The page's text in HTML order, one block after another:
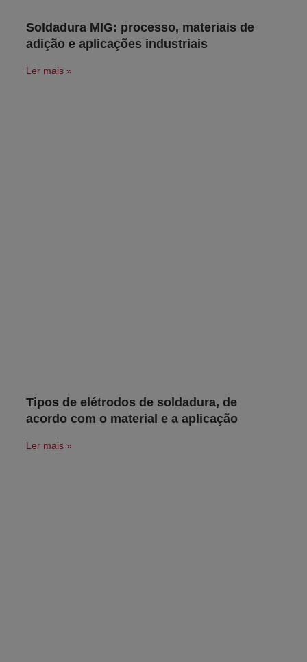
Soldadura MIG: processo, materiais de
adição e aplicações industriais
Ler mais »
Tipos de elétrodos de soldadura, de
acordo com o material e a aplicação
Ler mais »